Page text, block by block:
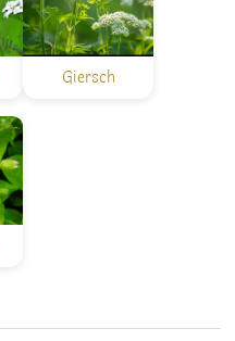
Giersch